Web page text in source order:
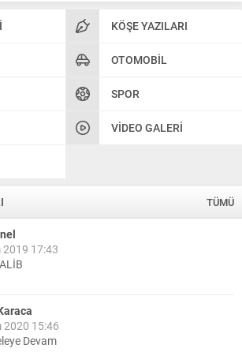
KÖŞE YAZILARI
OTOMOBIL
SPOR
VIDEO GALERI
TÜMÜ
2019 17:43
2020 15:46
Devam